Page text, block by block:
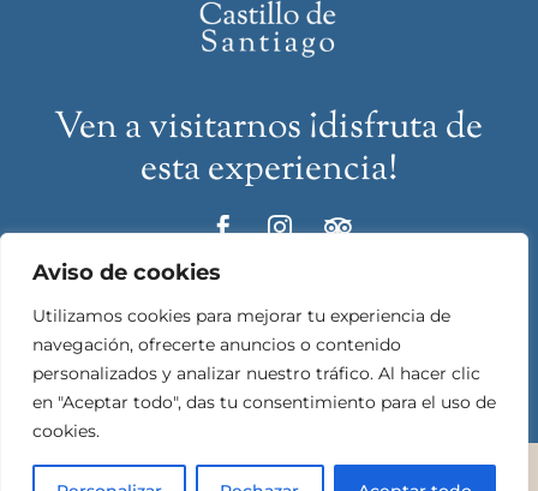
Aviso de cookies
Utilizamos cookies para mejorar tu experiencia de
navegación, ofrecerte anuncios o contenido
personalizados y analizar nuestro tráfico. Al hacer clic
en "Aceptar todo", das tu consentimiento para el uso de
cookies.
Ven a visitarnos ¡disfruta de
esta experiencia!
  
 info@castillodesantiago.com

(+34) 956 92 35 00
(+34) 637 83 48 46
Copyright © 2025 Castillo de Santiago – Todos los derechos